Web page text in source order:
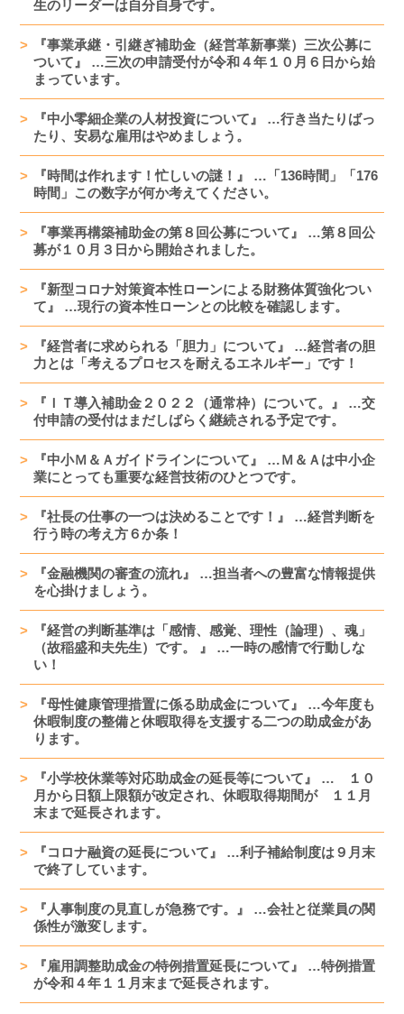
生のリーダーは自分自身です。
『事業承継・引継ぎ補助金（経営革新事業）三次公募に
ついて』 …三次の申請受付が令和４年１０月６日から始
まっています。
『中小零細企業の人材投資について』 …行き当たりばっ
たり、安易な雇用はやめましょう。
『時間は作れます！忙しいの謎！』 …「136時間」「176
時間」この数字が何か考えてください。
『事業再構築補助金の第８回公募について』 …第８回公
募が１０月３日から開始されました。
『新型コロナ対策資本性ローンによる財務体質強化つい
て』 …現行の資本性ローンとの比較を確認します。
『経営者に求められる「胆力」について』 …経営者の胆
力とは「考えるプロセスを耐えるエネルギー」です！
『ＩＴ導入補助金２０２２（通常枠）について。』 …交
付申請の受付はまだしばらく継続される予定です。
『中小Ｍ＆Ａガイドラインについて』 …Ｍ＆Ａは中小企
業にとっても重要な経営技術のひとつです。
『社長の仕事の一つは決めることです！』 …経営判断を
行う時の考え方６か条！
『金融機関の審査の流れ』 …担当者への豊富な情報提供
を心掛けましょう。
『経営の判断基準は「感情、感覚、理性（論理）、魂」
（故稲盛和夫先生）です。 』 …一時の感情で行動しな
い！
『母性健康管理措置に係る助成金について』 …今年度も
休暇制度の整備と休暇取得を支援する二つの助成金があ
ります。
『小学校休業等対応助成金の延長等について』 … １０
月から日額上限額が改定され、休暇取得期間が １１月
末まで延長されます。
『コロナ融資の延長について』 …利子補給制度は９月末
で終了しています。
『人事制度の見直しが急務です。』 …会社と従業員の関
係性が激変します。
『雇用調整助成金の特例措置延長について』 …特例措置
が令和４年１１月末まで延長されます。